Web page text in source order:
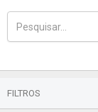
FILTROS